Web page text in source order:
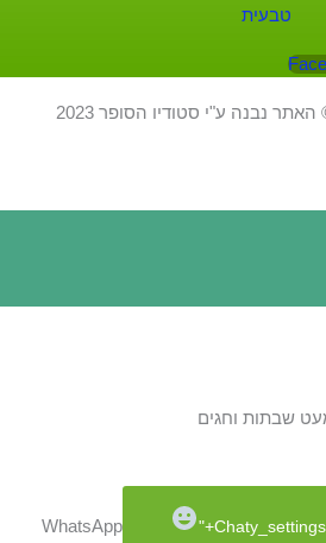
נבנה ע"י סטודיו הסופר 2023
שבתות וחגים
WhatsApp